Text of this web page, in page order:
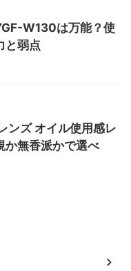
W130は万能？使
と弱点
ンズ オイル使用感レ
か無香派かで選べ